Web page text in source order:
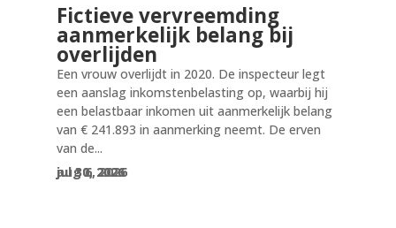
aug 6, 2026
jul 30, 2026
Fictieve vervreemding
aanmerkelijk belang bij
overlijden
jul 30, 2026
Een vrouw overlijdt in 2020. De inspecteur legt
een aanslag inkomstenbelasting op, waarbij hij
een belastbaar inkomen uit aanmerkelijk belang
van € 241.893 in aanmerking neemt. De erven
van de...